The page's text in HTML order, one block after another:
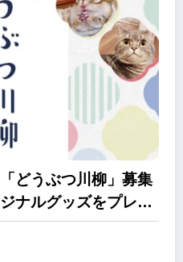
どうぶつ川柳」募集
ナルグッズをプレゼ